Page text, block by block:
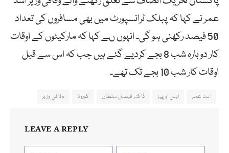
عمر نے کہا کہ پبلک ٹرانسپورٹ میں بھی مسافروں کی تعداد
50 فیصد رکھنی ہو گی۔ انہوں ںے کہا کہ مارکیٹوں کے اوقات
کار دوبارہ شب 8 بجے کردیے گئے ہیں جب کہ اس سے قبل
اوقات کار شب 10 بجے تک تھے۔
اسد عمر ایس او پیز ڈاکٹر فیصل سلطان کورونا وفاقی وزیر
LEAVE A REPLY